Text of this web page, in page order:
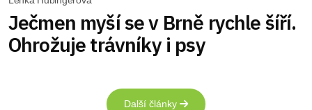
Ječmen myší se v Brně rychle šíří.
Ohrožuje trávníky i psy
Další články